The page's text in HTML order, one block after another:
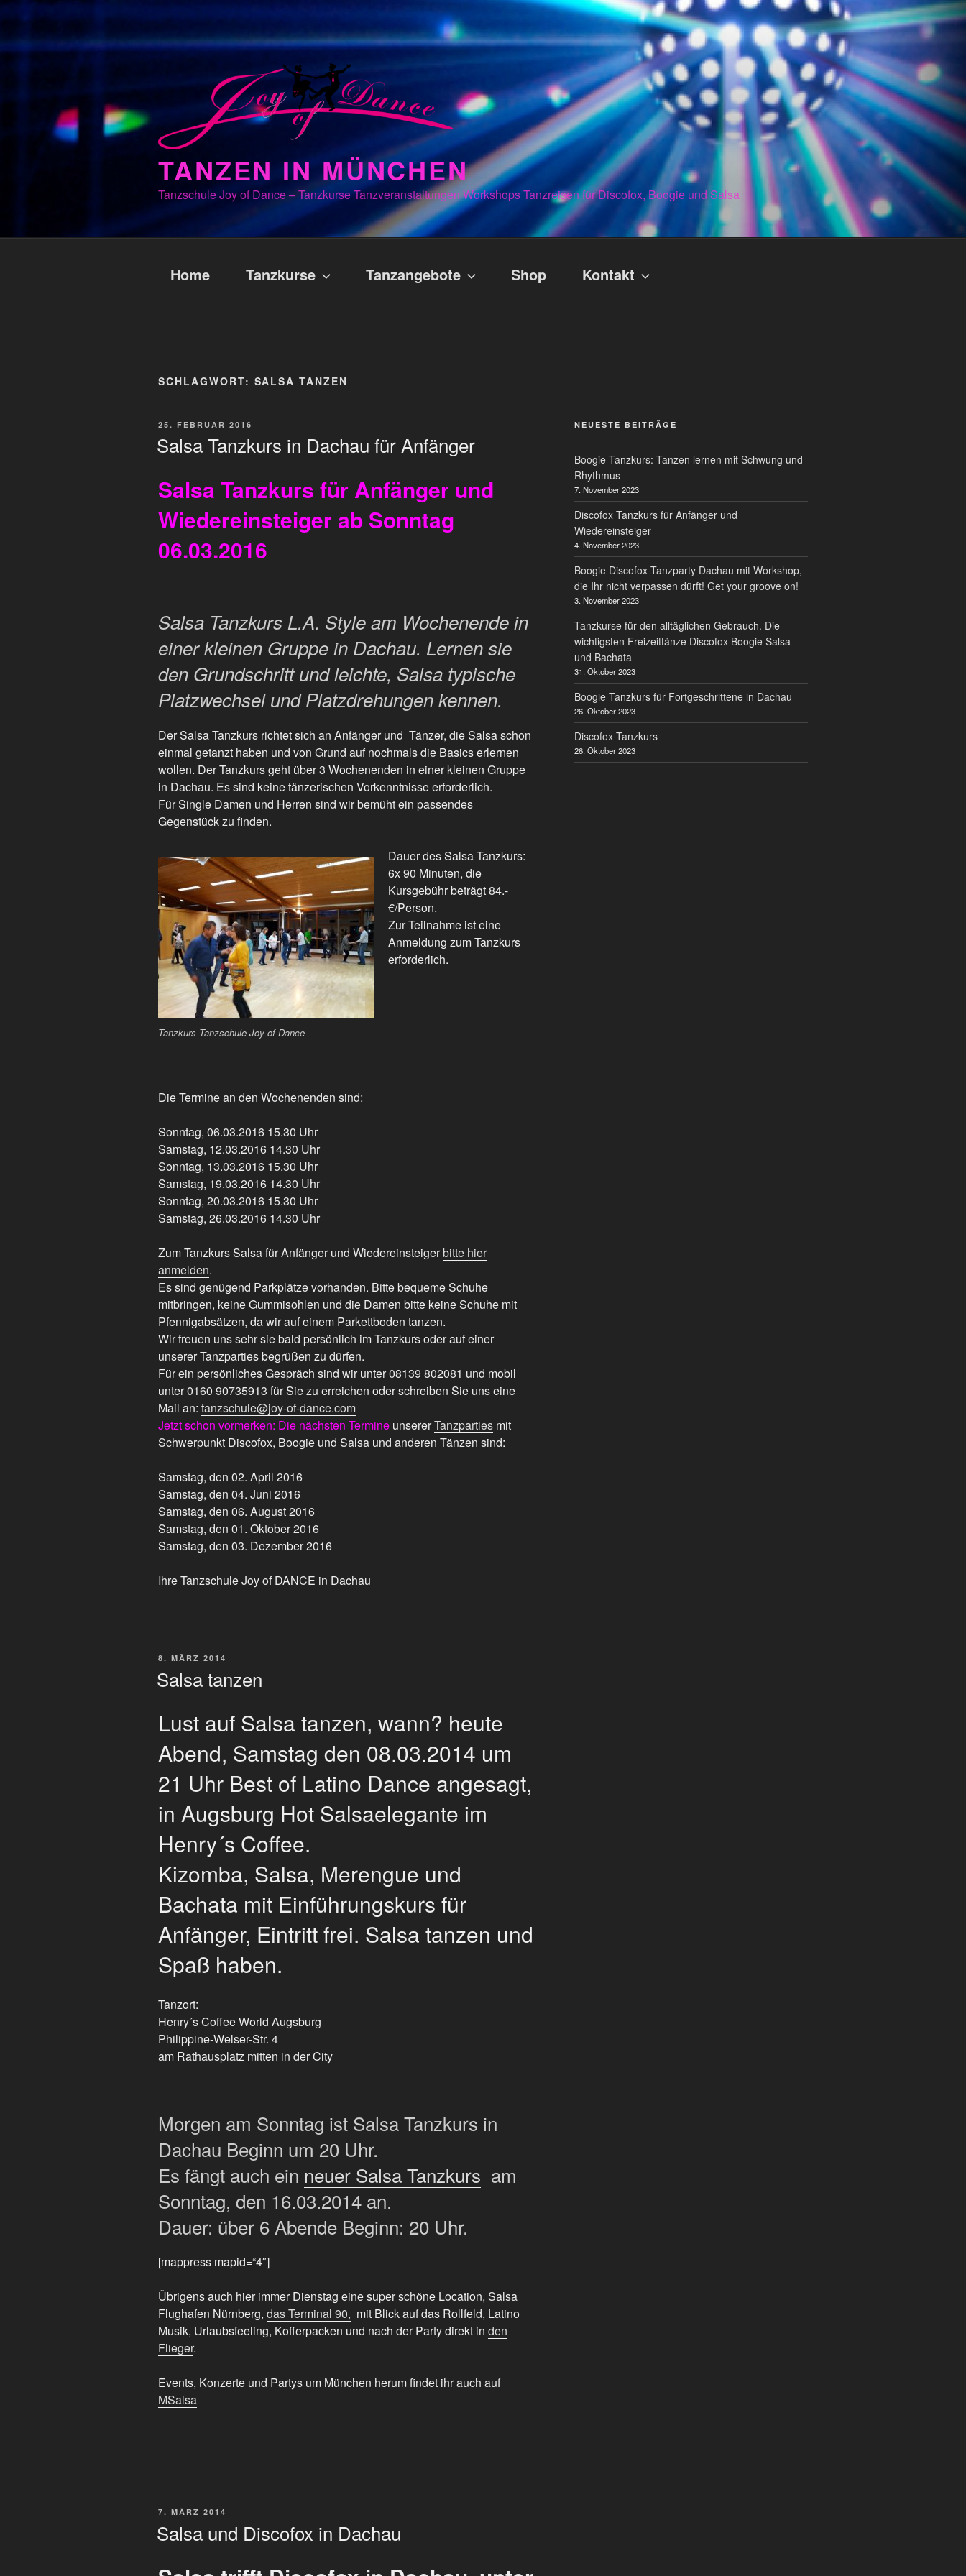
Zum
Inhalt
springen
TANZEN IN MÜNCHEN
Tanzschule Joy of Dance – Tanzkurse Tanzveranstaltungen Workshops Tanzreisen für Discofox, Boogie und Salsa
Home Tanzkurse Tanzangebote Shop Kontakt
SCHLAGWORT: SALSA TANZEN
VERÖFFENTLICHT
25. FEBRUAR 2016
Salsa Tanzkurs in Dachau für Anfänger
Salsa Tanzkurs für Anfänger und
Wiedereinsteiger ab Sonntag
06.03.2016
Salsa Tanzkurs L.A. Style am Wochenende in
einer kleinen Gruppe in Dachau. Lernen sie
den Grundschritt und leichte, Salsa typische
Platzwechsel und Platzdrehungen kennen.
Der Salsa Tanzkurs richtet sich an Anfänger und Tänzer, die Salsa schon
einmal getanzt haben und von Grund auf nochmals die Basics erlernen
wollen. Der Tanzkurs geht über 3 Wochenenden in einer kleinen Gruppe
in Dachau. Es sind keine tänzerischen Vorkenntnisse erforderlich.
Für Single Damen und Herren sind wir bemüht ein passendes
Gegenstück zu finden.
Tanzkurs Tanzschule Joy of Dance
Dauer des Salsa Tanzkurs:
6x 90 Minuten, die
Kursgebühr beträgt 84.-
€/Person.
Zur Teilnahme ist eine
Anmeldung zum Tanzkurs
erforderlich.
Die Termine an den Wochenenden sind:
Sonntag, 06.03.2016 15.30 Uhr
Samstag, 12.03.2016 14.30 Uhr
Sonntag, 13.03.2016 15.30 Uhr
Samstag, 19.03.2016 14.30 Uhr
Sonntag, 20.03.2016 15.30 Uhr
Samstag, 26.03.2016 14.30 Uhr
Zum Tanzkurs Salsa für Anfänger und Wiedereinsteigerbitte hier
anmelden.
Es sind genügend Parkplätze vorhanden. Bitte bequeme Schuhe
mitbringen, keine Gummisohlen und die Damen bitte keine Schuhe mit
Pfennigabsätzen, da wir auf einem Parkettboden tanzen.
Wir freuen uns sehr sie bald persönlich im Tanzkurs oder auf einer
unserer Tanzparties begrüßen zu dürfen.
Für ein persönliches Gespräch sind wir unter 08139 802081 und mobil
unter 0160 90735913 für Sie zu erreichen oder schreiben Sie uns eine
Mail an: tanzschule@joy-of-dance.com
Jetzt schon vormerken: Die nächsten Termine unsererTanzparties mit
Schwerpunkt Discofox, Boogie und Salsa und anderen Tänzen sind:
Samstag, den 02. April 2016
Samstag, den 04. Juni 2016
Samstag, den 06. August 2016
Samstag, den 01. Oktober 2016
Samstag, den 03. Dezember 2016
Ihre Tanzschule Joy of DANCE in Dachau
VERÖFFENTLICHT
8. MÄRZ 2014
Salsa tanzen
Lust auf Salsa tanzen, wann? heute
Abend, Samstag den 08.03.2014 um
21 Uhr Best of Latino Dance angesagt,
in Augsburg Hot Salsaelegante im
Henry´s Coffee.
Kizomba, Salsa, Merengue und
Bachata mit Einführungskurs für
Anfänger, Eintritt frei. Salsa tanzen und
Spaß haben.
Tanzort:
Henry´s Coffee World Augsburg
Philippine-Welser-Str. 4
am Rathausplatz mitten in der City
Morgen am Sonntag ist Salsa Tanzkurs in
Dachau Beginn um 20 Uhr.
Es fängt auch ein neuer Salsa Tanzkurs am
Sonntag, den 16.03.2014 an.
Dauer: über 6 Abende Beginn: 20 Uhr.
[mappress mapid=“4″]
Übrigens auch hier immer Dienstag eine super schöne Location, Salsa
Flughafen Nürnberg, das Terminal 90, mit Blick auf das Rollfeld, Latino
Musik, Urlaubsfeeling, Kofferpacken und nach der Party direkt in den
Flieger.
Events, Konzerte und Partys um München herum findet ihr auch auf
MSalsa
VERÖFFENTLICHT
7. MÄRZ 2014
Salsa und Discofox in Dachau
NEUESTE BEITRÄGE
Boogie Tanzkurs: Tanzen lernen mit Schwung und
Rhythmus
7. November 2023
Discofox Tanzkurs für Anfänger und
Wiedereinsteiger
4. November 2023
Boogie Discofox Tanzparty Dachau mit Workshop,
die Ihr nicht verpassen dürft! Get your groove on!
3. November 2023
Tanzkurse für den alltäglichen Gebrauch. Die
wichtigsten Freizeittänze Discofox Boogie Salsa
und Bachata
31. Oktober 2023
Boogie Tanzkurs für Fortgeschrittene in Dachau
26. Oktober 2023
Discofox Tanzkurs
26. Oktober 2023